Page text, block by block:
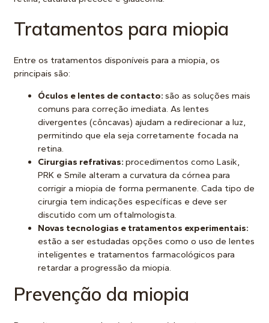
Tratamentos para miopia
Entre os tratamentos disponíveis para amiopia, os
principais são:
Óculos e lentes de contacto:são as soluções mais
comuns para correção imediata. As lentes
divergentes (côncavas) ajudam a redirecionar a luz,
permitindo que ela seja corretamente focada na
retina.
Cirurgias refrativas:procedimentos como Lasik,
PRK e Smile alteram a curvatura da córnea para
corrigir a miopia de forma permanente. Cada tipo de
cirurgia tem indicações específicas e deve ser
discutido com um oftalmologista.
Novas tecnologias e tratamentos experimentais:
estão a ser estudadas opções como o uso de lentes
inteligentes e tratamentos farmacológicos para
retardar a progressão da miopia.
Prevenção da miopia